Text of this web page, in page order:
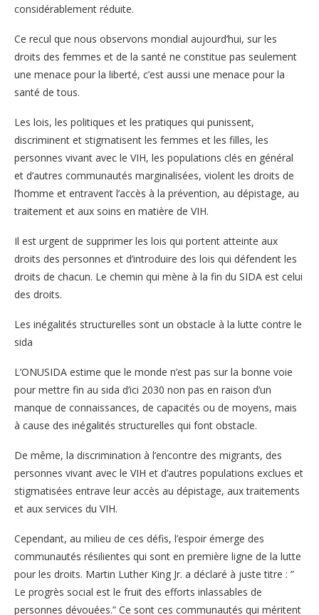
considérablement réduite.
Ce recul que nous observons mondial aujourd’hui, sur les
droits des femmes et de la santé ne constitue pas seulement
une menace pour la liberté, c’est aussi une menace pour la
santé de tous.
Les lois, les politiques et les pratiques qui punissent,
discriminent et stigmatisent les femmes et les filles, les
personnes vivant avec le VIH, les populations clés en général
et d’autres communautés marginalisées, violent les droits de
l’homme et entravent l’accès à la prévention, au dépistage, au
traitement et aux soins en matière de VIH.
Il est urgent de supprimer les lois qui portent atteinte aux
droits des personnes et d’introduire des lois qui défendent les
droits de chacun. Le chemin qui mène à la fin du SIDA est celui
des droits.
Les inégalités structurelles sont un obstacle à la lutte contre le
sida
L’ONUSIDA estime que le monde n’est pas sur la bonne voie
pour mettre fin au sida d’ici 2030 non pas en raison d’un
manque de connaissances, de capacités ou de moyens, mais
à cause des inégalités structurelles qui font obstacle.
De même, la discrimination à l’encontre des migrants, des
personnes vivant avec le VIH et d’autres populations exclues et
stigmatisées entrave leur accès au dépistage, aux traitements
et aux services du VIH.
Cependant, au milieu de ces défis, l’espoir émerge des
communautés résilientes qui sont en première ligne de la lutte
pour les droits. Martin Luther King Jr. a déclaré à juste titre : ”
Le progrès social est le fruit des efforts inlassables de
personnes dévouées.” Ce sont ces communautés qui méritent